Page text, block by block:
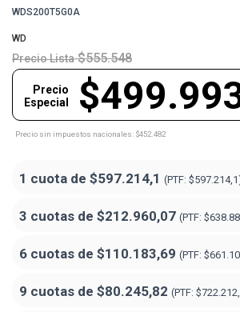
WDS200T5G0A
WD
Precio Lista $555.548
Precio
Especial
Precio sin impuestos nacionales: $452.482
1 cuota de $597.214,1 (PTF:
3 cuotas de $212.960,07 (PTF:
6 cuotas de $110.183,69 (PTF:
9 cuotas de $80.245,82 (PTF: